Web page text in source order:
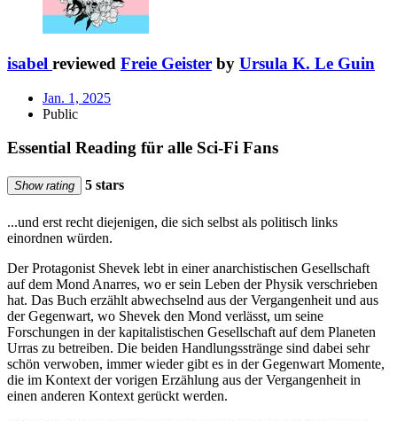
isabel reviewed Freie Geister by Ursula K. Le Guin
Jan. 1, 2025
Public
Essential Reading für alle Sci-Fi Fans
Show rating 5 stars
...und erst recht diejenigen, die sich selbst als politisch links
einordnen würden.
Der Protagonist Shevek lebt in einer anarchistischen Gesellschaft
auf dem Mond Anarres, wo er sein Leben der Physik verschrieben
hat. Das Buch erzählt abwechselnd aus der Vergangenheit und aus
der Gegenwart, wo Shevek den Mond verlässt, um seine
Forschungen in der kapitalistischen Gesellschaft auf dem Planeten
Urras zu betreiben. Die beiden Handlungsstränge sind dabei sehr
schön verwoben, immer wieder gibt es in der Gegenwart Momente,
die im Kontext der vorigen Erzählung aus der Vergangenheit in
einen anderen Kontext gerückt werden.